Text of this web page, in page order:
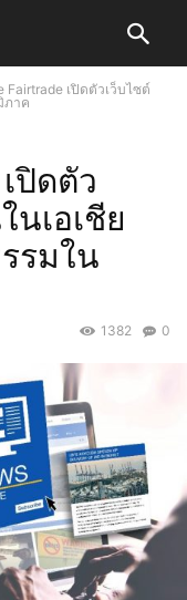
Fairtrade เปิดตัวเว็บไซต์
ภาค
ปิดตัว
นเอเชีย
รมใน
0
1382